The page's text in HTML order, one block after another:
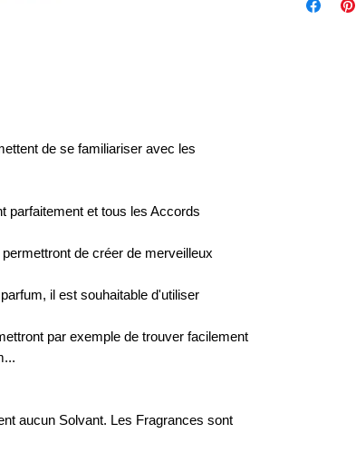
de se familiariser avec les
parfaitement et tous les Accords
de créer de merveilleux
il est souhaitable d'utiliser
par exemple de trouver facilement
aucun Solvant. Les Fragrances sont
4,7ml en